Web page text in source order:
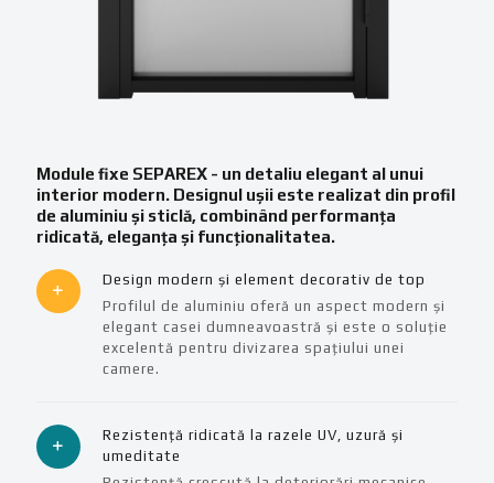
Module fixe SEPAREX - un detaliu elegant al unui
interior modern. Designul ușii este realizat din profil
de aluminiu și sticlă, combinând performanța
ridicată, eleganța și funcționalitatea.
Design modern și element decorativ de top
Profilul de aluminiu oferă un aspect modern și
elegant casei dumneavoastră și este o soluție
excelentă pentru divizarea spațiului unei
camere.
Rezistență ridicată la razele UV, uzură și
umeditate